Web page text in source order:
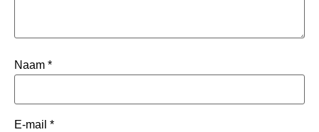
Naam *
E-mail *